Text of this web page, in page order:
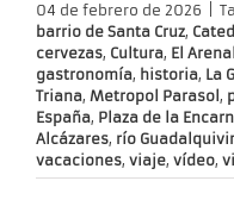
04 de febrero de 2026
barrio de Santa Cruz,
cervezas, Cultura, El Arenal
gastronomía, historia, La
Triana, Metropol Parasol ,
España, Plaza de la
Alcázares, río Guadalquivir
vacaciones, viaje, vídeo,